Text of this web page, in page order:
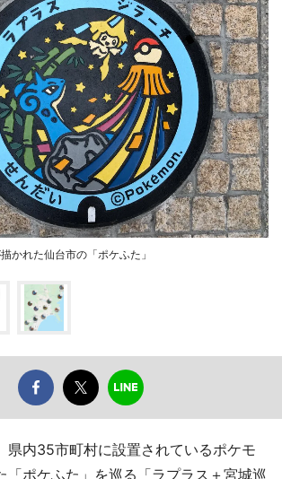
かれた仙台市の「ポケふた」
内35市町村に設置されているポケモ
「ポケふた」を巡る「ラプラス＋宮城巡